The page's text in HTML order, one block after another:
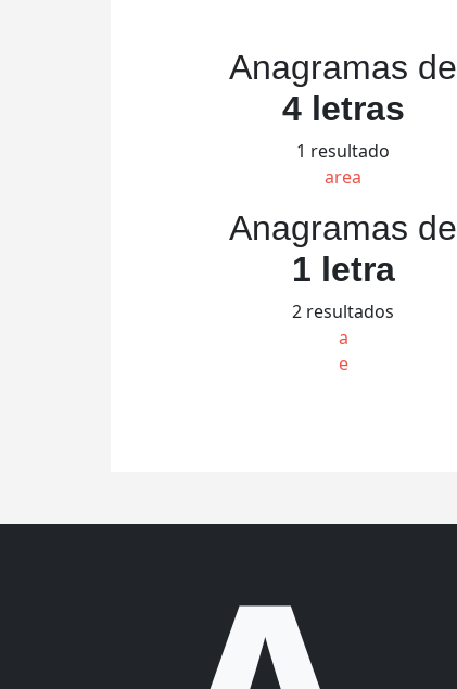
Anagramas de
4 letras
1 resultado
area
Anagramas de
1 letra
2 resultados
a
e